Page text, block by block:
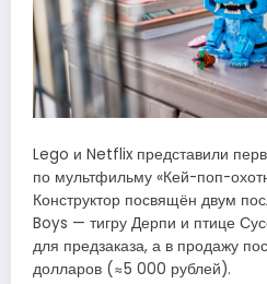
Lego и Netflix представили
по мультфильму «Кей-поп-
Конструктор посвящён двум
Boys — тигру Дерпи и птице
для предзаказа, а в продажу
долларов (≈5 000 рублей).